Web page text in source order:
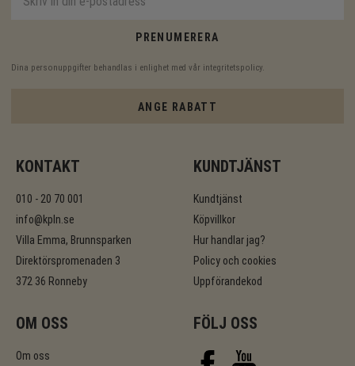
PRENUMERERA
Dina personuppgifter behandlas i enlighet med vår integritetspolicy.
ANGE RABATT
KONTAKT
010 - 20 70 001
info@kpln.se
Villa Emma, Brunnsparken
Direktörspromenaden 3
372 36 Ronneby
KUNDTJÄNST
Kundtjänst
Köpvillkor
Hur handlar jag?
Policy och cookies
Uppförandekod
OM OSS
Om oss
FÖLJ OSS